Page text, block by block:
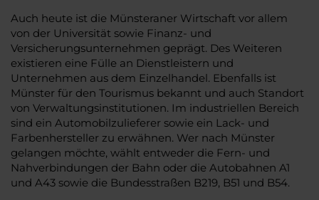
Auch heute ist die Münsteraner Wirtschaft vor allem
von der Universität sowie Finanz- und
Versicherungsunternehmen geprägt. Des Weiteren
existieren eine Fülle an Dienstleistern und
Unternehmen aus dem Einzelhandel. Ebenfalls ist
Münster für den Tourismus bekannt und auch Standort
von Verwaltungsinstitutionen. Im industriellen Bereich
sind ein Automobilzulieferer sowie ein Lack- und
Farbenhersteller zu erwähnen. Wer nach Münster
gelangen möchte, wählt entweder die Fern- und
Nahverbindungen der Bahn oder die Autobahnen A1
und A43 sowie die Bundesstraßen B219, B51 und B54.